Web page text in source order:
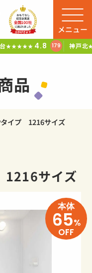
★★★★★ 4.8 179 神戸北
メニュー
品
タイプ 1216サイズ
サイズ
本体
65%
OFF